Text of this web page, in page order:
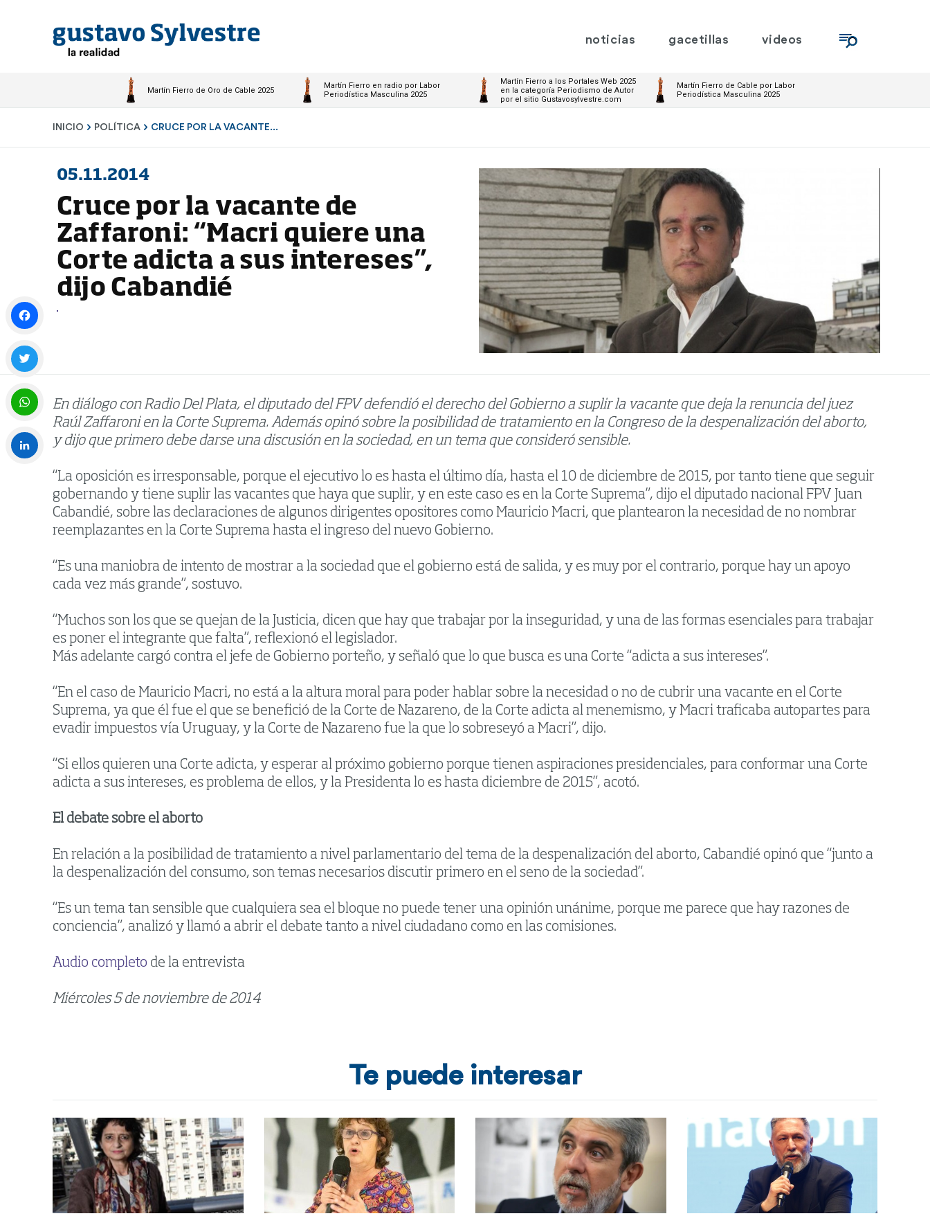
noticias gacetillas videos
Martín Fierro de Oro de Cable 2025
Martín Fierro en radio por Labor
Periodística Masculina 2025
Martín Fierro a los Portales Web 2025
en la categoría Periodismo de Autor
por el sitio Gustavosylvestre.com
Martín Fierro de Cable por Labor
Periodística Masculina 2025
INICIO POLÍTICA CRUCE POR LA VACANTE...
05.11.2014
Cruce por la vacante de
Zaffaroni: “Macri quiere una
Corte adicta a sus intereses”,
dijo Cabandié
En diálogo con Radio Del Plata, el diputado del FPV defendió el derecho del Gobierno a suplir la vacante que deja la renuncia del juez
Raúl Zaffaroni en la Corte Suprema. Además opinó sobre la posibilidad de tratamiento en la Congreso de la despenalización del aborto,
y dijo que primero debe darse una discusión en la sociedad, en un tema que consideró sensible.
“La oposición es irresponsable, porque el ejecutivo lo es hasta el último día, hasta el 10 de diciembre de 2015, por tanto tiene que seguir
gobernando y tiene suplir las vacantes que haya que suplir, y en este caso es en la Corte Suprema”, dijo el diputado nacional FPV Juan
Cabandié, sobre las declaraciones de algunos dirigentes opositores como Mauricio Macri, que plantearon la necesidad de no nombrar
reemplazantes en la Corte Suprema hasta el ingreso del nuevo Gobierno.
“Es una maniobra de intento de mostrar a la sociedad que el gobierno está de salida, y es muy por el contrario, porque hay un apoyo
cada vez más grande”, sostuvo.
“Muchos son los que se quejan de la Justicia, dicen que hay que trabajar por la inseguridad, y una de las formas esenciales para trabajar
es poner el integrante que falta”, reflexionó el legislador.
Más adelante cargó contra el jefe de Gobierno porteño, y señaló que lo que busca es una Corte “adicta a sus intereses”.
“En el caso de Mauricio Macri, no está a la altura moral para poder hablar sobre la necesidad o no de cubrir una vacante en el Corte
Suprema, ya que él fue el que se benefició de la Corte de Nazareno, de la Corte adicta al menemismo, y Macri traficaba autopartes para
evadir impuestos vía Uruguay, y la Corte de Nazareno fue la que lo sobreseyó a Macri”, dijo.
“Si ellos quieren una Corte adicta, y esperar al próximo gobierno porque tienen aspiraciones presidenciales, para conformar una Corte
adicta a sus intereses, es problema de ellos, y la Presidenta lo es hasta diciembre de 2015”, acotó.
El debate sobre el aborto
En relación a la posibilidad de tratamiento a nivel parlamentario del tema de la despenalización del aborto, Cabandié opinó que “junto a
la despenalización del consumo, son temas necesarios discutir primero en el seno de la sociedad”.
“Es un tema tan sensible que cualquiera sea el bloque no puede tener una opinión unánime, porque me parece que hay razones de
conciencia”, analizó y llamó a abrir el debate tanto a nivel ciudadano como en las comisiones.
Audio completo de la entrevista
Miércoles 5 de noviembre de 2014
Te puede interesar
Facebook
Twitter
WhatsApp